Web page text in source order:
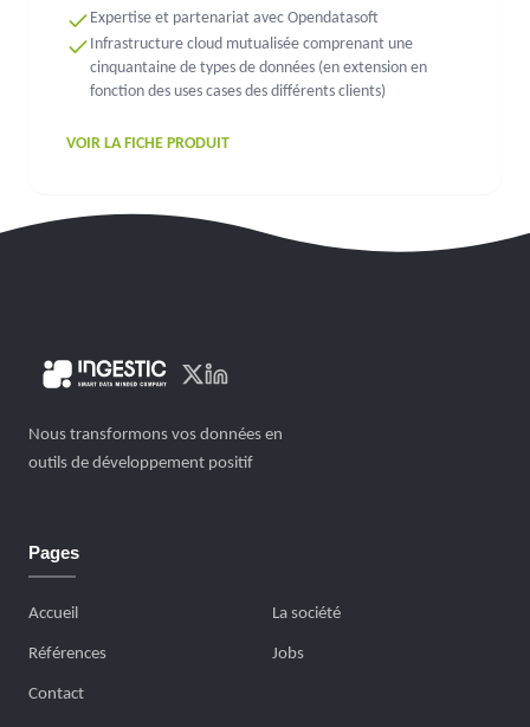
Expertise et partenariat avec Opendatasoft
Infrastructure cloud mutualisée comprenant une
cinquantaine de types de données (en extension en
fonction des uses cases des différents clients)
VOIR LA FICHE PRODUIT
Nous transformons vos données en
outils de développement positif
Pages
Accueil La société
Références Jobs
Contact